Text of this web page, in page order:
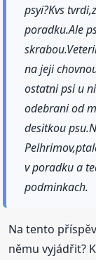
psyi?Kvs
poradku.Ale
na jeji
ostatni psi u
odebrani od
desitkou
v poradku a
podminkach.
Na tento
němu vyjádřit?